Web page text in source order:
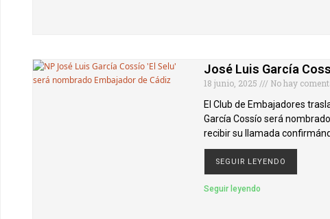
José Luis García
18 junio, 2025
No hay
El Club de Embajadores
García Cossío será
recibir su llamada
SEGUIR LEYENDO
Seguir leyendo